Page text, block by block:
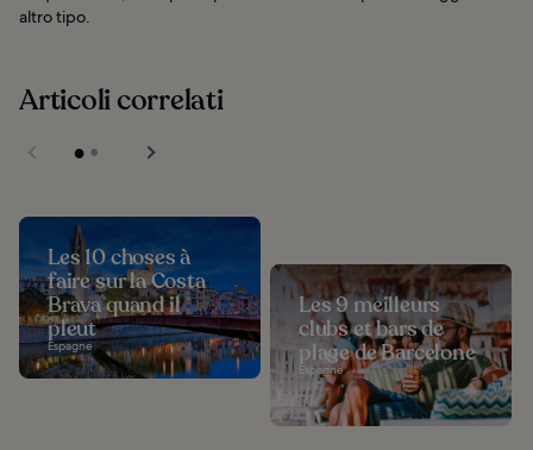
altro tipo.
Articoli correlati
Les 10 choses à
faire sur la Costa
Brava quand il
pleut
Espagne
Les 9 meilleurs
clubs et bars de
plage de Barcelone
Espagne